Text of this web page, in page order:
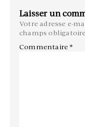
Laisser un
Votre adresse e-
champs
Commentaire*